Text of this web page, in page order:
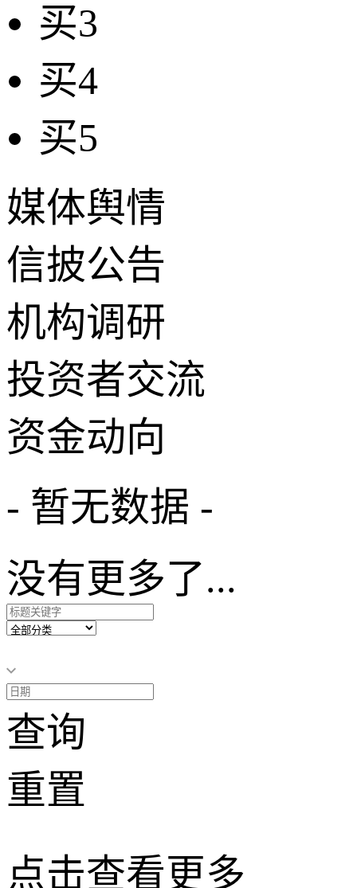
买3
买4
买5
媒体舆情
信披公告
机构调研
投资者交流
资金动向
- 暂无数据 -
没有更多了...
查询
重置
点击查看更多